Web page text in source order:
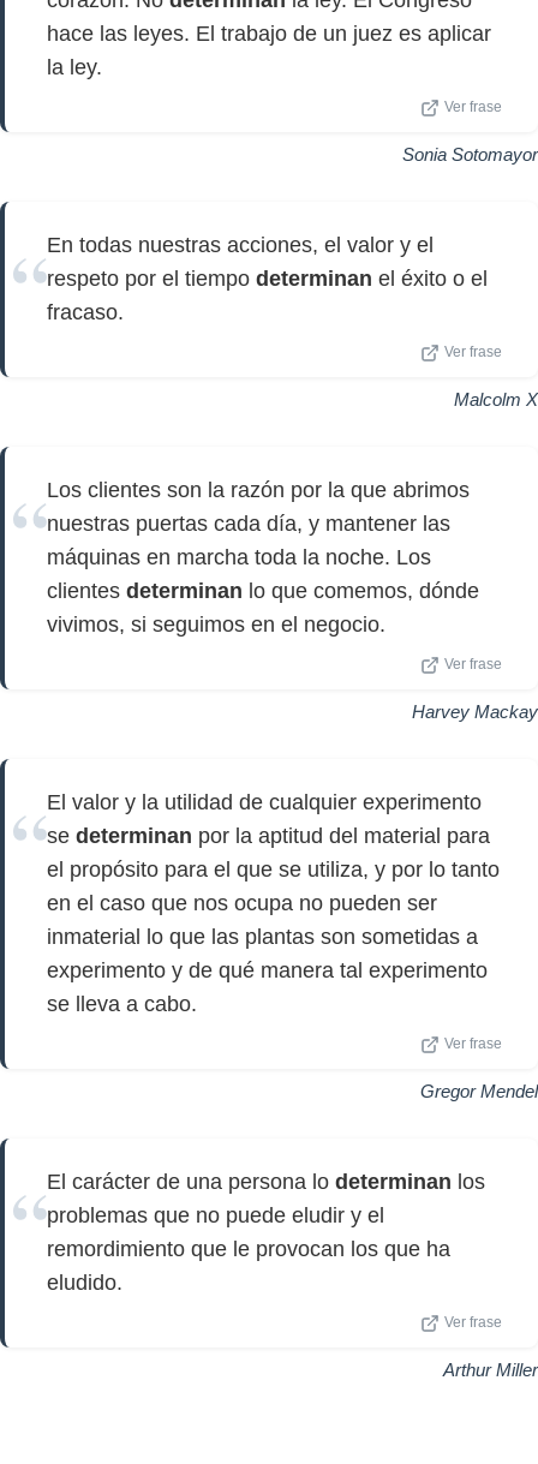
hace las leyes. El trabajo de un juez es aplicar
la ley.
Ver frase
Sonia Sotomayor
En todas nuestras acciones, el valor y el
respeto por el tiempo determinan el éxito o el
fracaso.
Ver frase
Malcolm X
Los clientes son la razón por la que abrimos
nuestras puertas cada día, y mantener las
máquinas en marcha toda la noche. Los
clientes determinan lo que comemos, dónde
vivimos, si seguimos en el negocio.
Ver frase
Harvey Mackay
El valor y la utilidad de cualquier experimento
se determinan por la aptitud del material para
el propósito para el que se utiliza, y por lo tanto
en el caso que nos ocupa no pueden ser
inmaterial lo que las plantas son sometidas a
experimento y de qué manera tal experimento
se lleva a cabo.
Ver frase
Gregor Mendel
El carácter de una persona lo determinan los
problemas que no puede eludir y el
remordimiento que le provocan los que ha
eludido.
Ver frase
Arthur Miller